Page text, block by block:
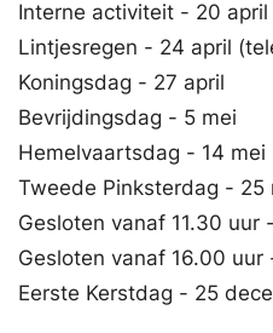
Interne activiteit - 20 april
Lintjesregen - 24 april
Koningsdag - 27 april
Bevrijdingsdag - 5 mei
Hemelvaartsdag - 14 mei
Tweede Pinksterdag - 25
Gesloten vanaf 11.30 uur
Gesloten vanaf 16.00
Eerste Kerstdag - 25